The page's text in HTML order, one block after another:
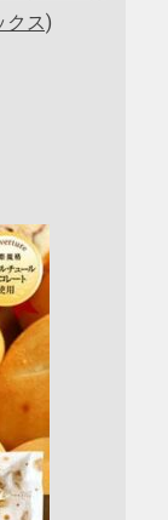
クス)